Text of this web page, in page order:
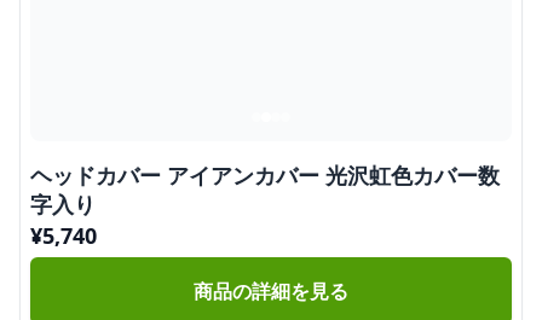
ヘッドカバー アイアンカバー 光沢虹色カバー数
字入り
¥5,740
商品の詳細を見る